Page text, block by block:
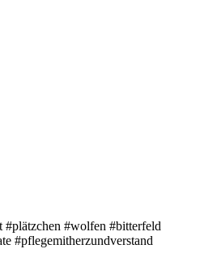
#plätzchen #wolfen #bitterfeld
#pflegemitherzundverstand